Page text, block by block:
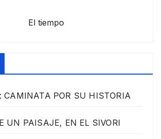
El tiempo
CAMINATA POR SU HISTORIA
UN PAISAJE, EN EL SIVORI